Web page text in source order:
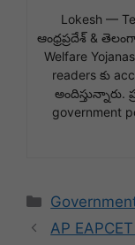
Lokesh —
ఆంధ్రప్రదేశ్ &
Welfare
readers కు
అందిస్తున్నారు.
government
Categories
AP